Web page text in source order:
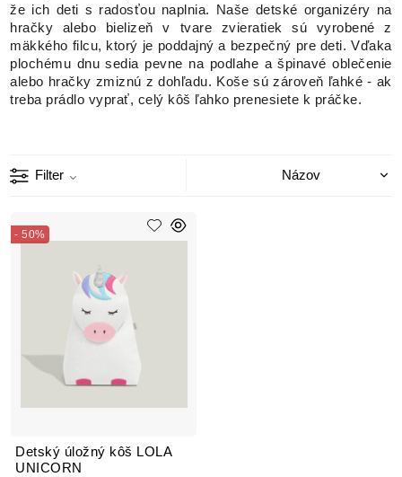
že ich deti s radosťou naplnia. Naše detské organizéry na
hračky alebo bielizeň v tvare zvieratiek sú vyrobené z
mäkkého filcu, ktorý je poddajný a bezpečný pre deti. Vďaka
plochému dnu sedia pevne na podlahe a špinavé oblečenie
alebo hračky zmiznú z dohľadu. Koše sú zároveň ľahké - ak
treba prádlo vyprať, celý kôš ľahko prenesiete k práčke.
Filter
Detský úložný kôš LOLA
UNICORN
- 50%